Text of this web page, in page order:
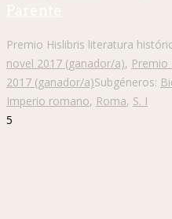
Parente
Premio Hislibris literatura
novel 2017 (ganador/a), Premio
2017 (ganador/a)Subgéneros:
Imperio romano, Roma, S. I
5